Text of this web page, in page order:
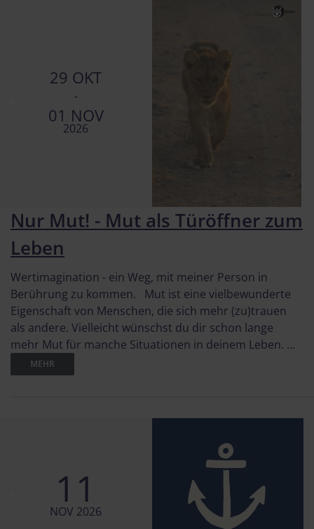
29 OKT
-
01 NOV
2026
Nur Mut! - Mut als Türöffner zum
Leben
Wertimagination - ein Weg, mit meiner Person in
Berührung zu kommen. Mut ist eine vielbewunderte
Eigenschaft von Menschen, die sich mehr (zu)trauen
als andere. Vielleicht wünschst du dir schon lange
mehr Mut für manche Situationen in deinem Leben. ...
MEHR
11
NOV 2026